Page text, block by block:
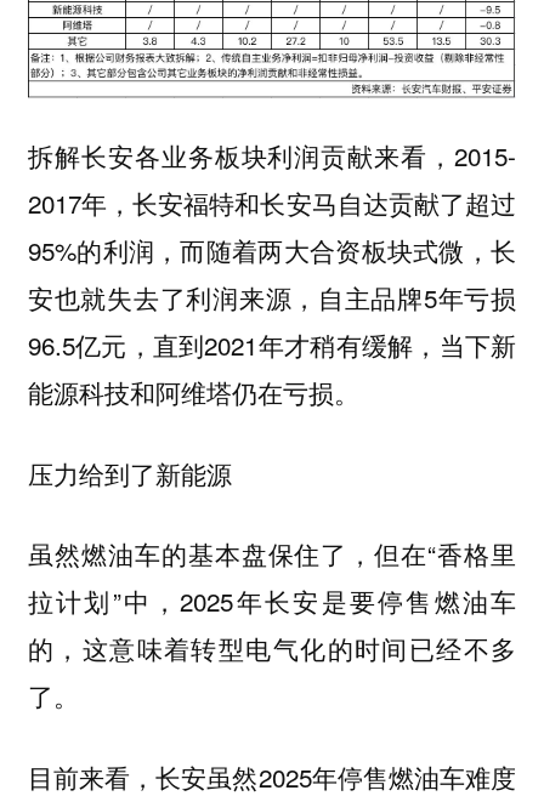
拆解长安各业务板块利润贡献来看，2015-
2017年，长安福特和长安马自达贡献了超过
95%的利润，而随着两大合资板块式微，长
安也就失去了利润来源，自主品牌5年亏损
96.5亿元，直到2021年才稍有缓解，当下新
能源科技和阿维塔仍在亏损。
压力给到了新能源
虽然燃油车的基本盘保住了，但在“香格里
拉计划”中，2025年长安是要停售燃油车
的，这意味着转型电气化的时间已经不多
了。
目前来看，长安虽然2025年停售燃油车难度